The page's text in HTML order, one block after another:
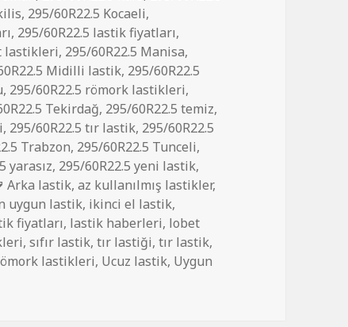
, 295/60R22.5 Kocaeli,
, 295/60R22.5 lastik fiyatları,
lastikleri, 295/60R22.5 Manisa,
Midilli lastik, 295/60R22.5
, 295/60R22.5 römork lastikleri,
Tekirdağ, 295/60R22.5 temiz,
, 295/60R22.5 tır lastik, 295/60R22.5
Trabzon, 295/60R22.5 Tunceli,
yarasız, 295/60R22.5 yeni lastik,
Etiketler
Arka lastik,az kullanılmış lastikler,
uygun lastik, ikinci el lastik,
fiyatları, lastik haberleri, lobet
,sıfır lastik,tır lastiği,tır lastik,
lastikleri, Ucuz lastik, Uygun
ÇIKMA LASTİKLER için